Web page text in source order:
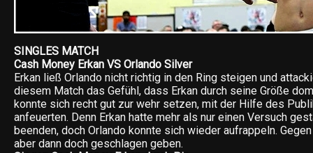
SINGLES MATCH
Cash Money Erkan VS Orlando Silver
Erkan ließ Orlando nicht richtig in den Ring steigen und
diesem Match das Gefühl, dass Erkan durch seine Größe
konnte sich recht gut zur wehr setzen, mit der Hilfe des
anfeuerten. Denn Erkan hatte mehr als nur einen Versuch
beenden, doch Orlando konnte sich wieder aufrappeln.
aber dann doch geschlagen geben.